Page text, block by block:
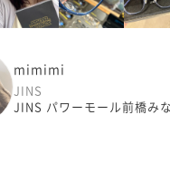
mimimi
JINS
JINS パワーモール前橋み